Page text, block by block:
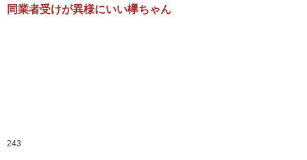
同業者受けが異様にいい欅ちゃん
243